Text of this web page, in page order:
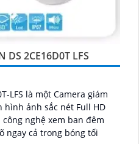
DS 2CE16D0T LFS
LFS là một Camera giám
hình ảnh sắc nét Full HD
ngay cả trong bóng tối